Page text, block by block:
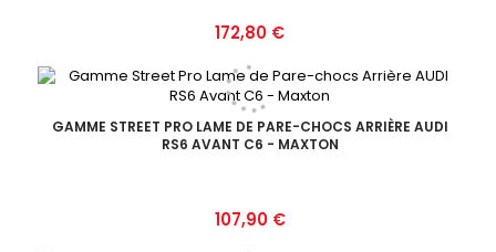
Prix
172,80 €
GAMME STREET PRO LAME DE PARE-CHOCS ARRIÈRE AUDI
RS6 AVANT C6 - MAXTON
Prix
107,90 €